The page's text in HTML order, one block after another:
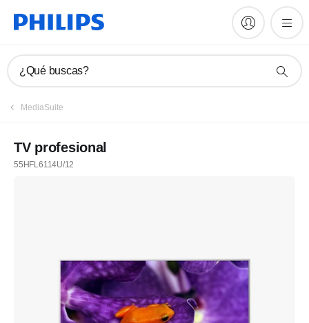
¿Qué buscas?
MediaSuite
TV profesional
55HFL6114U/12